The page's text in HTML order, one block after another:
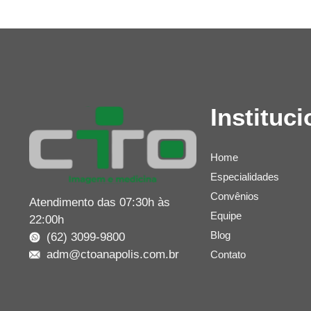
Atendimento das 07:30h às
22:00h
(62) 3099-9800
adm@ctoanapolis.com.br
Home
Especialidades
Convênios
Equipe
Blog
Contato